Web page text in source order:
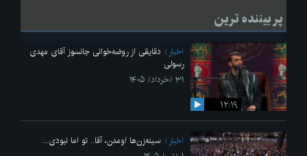
لحظاتی از قرائت زیارت اربعین امام حسین(ع) در مراسم عزاداری هیئات
پر بیننده ترین
۱۲:۱۹
اخبار
دقایقی از روضه‌خوانی جانسوز آقای مهدی
رسولی
۳۱ /خرداد/ ۱۴۰۵
اخبار
سینه‌زن‌ها اومدن،‌ آقا.. تو اما نبودی...